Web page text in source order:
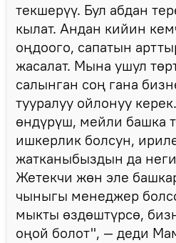
текшерүү. Бул абдан
кылат. Андан кийин
оңдоого, сапатын
жасалат. Мына ушул
салынган соң гана
тууралуу ойлонуу
өндүрүш, мейли башка
ишкерлик болсун,
жатканыбыздын да
Жетекчи жөн эле
чыныгы менеджер
мыкты өздөштүрсө,
оңой болот", — деди